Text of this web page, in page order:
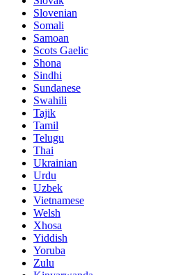
Slovenian
Somali
Samoan
Scots Gaelic
Shona
Sindhi
Sundanese
Swahili
Tajik
Tamil
Telugu
Thai
Ukrainian
Urdu
Uzbek
Vietnamese
Welsh
Xhosa
Yiddish
Yoruba
Zulu